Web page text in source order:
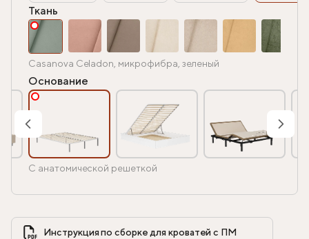
Ткань
Casanova Celadon, микрофибра, зеленый
Основание
С анатомической решеткой
Инструкция по сборке для кроватей с ПМ